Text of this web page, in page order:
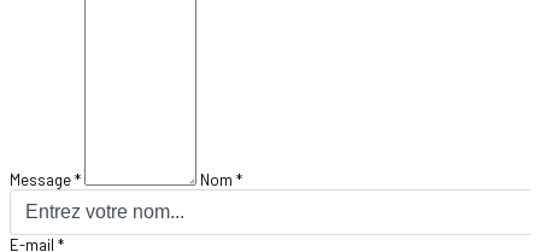
Message * Nom *
E-mail *